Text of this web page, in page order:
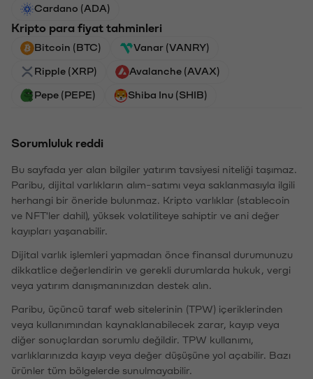
Cardano (ADA)
Kripto para fiyat tahminleri
Bitcoin (BTC) Vanar (VANRY)
Ripple (XRP) Avalanche (AVAX)
Pepe (PEPE) Shiba Inu (SHIB)
Sorumluluk reddi
Bu sayfada yer alan bilgiler yatırım tavsiyesi niteliği taşımaz.
Paribu, dijital varlıkların alım-satımı veya saklanmasıyla ilgili
herhangi bir öneride bulunmaz. Kripto varlıklar (stablecoin
ve NFT'ler dahil), yüksek volatiliteye sahiptir ve ani değer
kayıpları yaşanabilir.
Dijital varlık işlemleri yapmadan önce finansal durumunuzu
dikkatlice değerlendirin ve gerekli durumlarda hukuk, vergi
veya yatırım danışmanınızdan destek alın.
Paribu, üçüncü taraf web sitelerinin (TPW) içeriklerinden
veya kullanımından kaynaklanabilecek zarar, kayıp veya
diğer sonuçlardan sorumlu değildir. TPW kullanımı,
varlıklarınızda kayıp veya değer düşüşüne yol açabilir. Bazı
ürünler tüm bölgelerde sunulmayabilir.